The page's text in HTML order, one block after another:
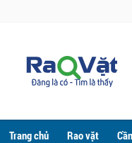
Trang chủ Rao vặt